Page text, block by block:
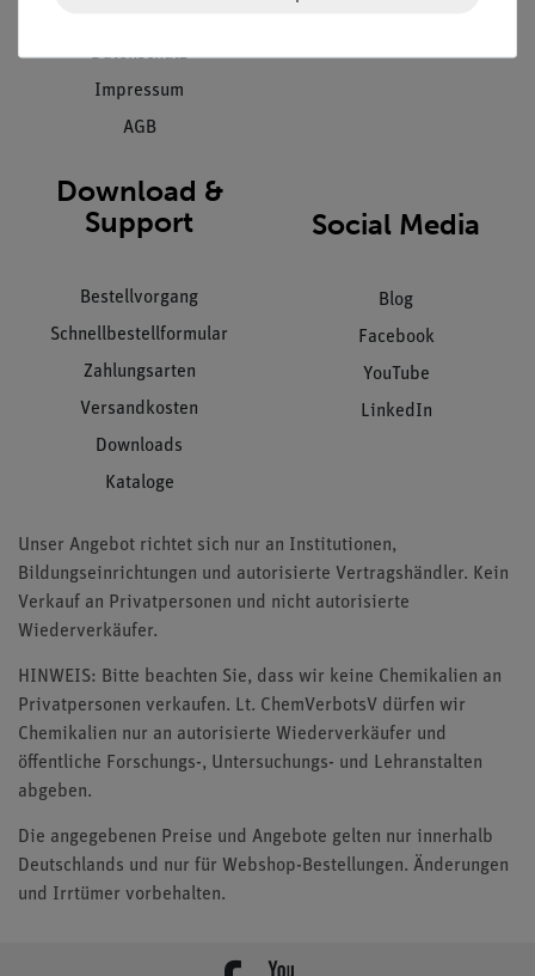
Datenschutz
Impressum
AGB
Download &
Support
Bestellvorgang
Schnellbestellformular
Zahlungsarten
Versandkosten
Downloads
Kataloge
Social Media
Blog
Facebook
YouTube
LinkedIn
Unser Angebot richtet sich nur an Institutionen,
Bildungseinrichtungen und autorisierte Vertragshändler. Kein
Verkauf an Privatpersonen und nicht autorisierte
Wiederverkäufer.
HINWEIS: Bitte beachten Sie, dass wir keine Chemikalien an
Privatpersonen verkaufen. Lt. ChemVerbotsV dürfen wir
Chemikalien nur an autorisierte Wiederverkäufer und
öffentliche Forschungs-, Untersuchungs- und Lehranstalten
abgeben.
Die angegebenen Preise und Angebote gelten nur innerhalb
Deutschlands und nur für Webshop-Bestellungen. Änderungen
und Irrtümer vorbehalten.